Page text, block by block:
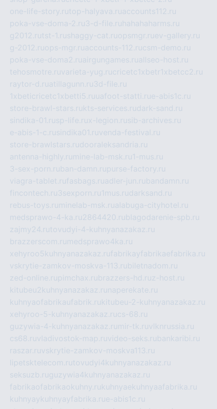
one-life-story.rutop-halyava.ruaccounts112.ru
poka-vse-doma-2.ru3-d-file.ru hahahaharms.ru
g2012.rutst-1.rushaggy-cat.ruopsmgr.ruev-gallery.ru
g-2012.ruops-mgr.ruaccounts-112.rucsm-demo.ru
poka-vse-doma2.ruairgungames.ruallseo-host.ru
tehosmotre.ruvarieta-yug.rucricetc1xbetr1xbetcc2.ru
raytor-d.ruatillagunn.ru3d-file.ru
1xbeticricetc1xbetti5.ruuafoot-statti.rue-abis1c.ru
store-brawl-stars.rukts-services.rudark-sand.ru
sindika-01.rusp-life.rux-legion.rusib-archives.ru
e-abis-1-c.rusindika01.ruvenda-festival.ru
store-brawlstars.rudooraleksandria.ru
antenna-highly.ru mine-lab-msk.ru1-mus.ru
3-sex-porn.ruban-damn.rupurse-factory.ru
viagra-tablet.rufasbags.ruadler-jun.rubandamn.ru
fincontech.ru3sexporn.ru1mus.rudarksand.ru
rebus-toys.ru minelab-msk.rualabuga-cityhotel.ru
medsprawo-4-ka.ru2864420.rublagodarenie-spb.ru
zajmy24.rutovudyi-4-kuhnyanazakaz.ru
brazzerscom.ru medsprawo4ka.ru
xehyroo5kuhnyanazakaz.rufabrikayfabrikaefabrika.ru
vskrytie-zamkov-moskva-113.rubiletnadom.ru
zed-online.rupimchax.rubrazzers-hd.ruz-host.ru
kitubeu2kuhnyanazakaz.ru naperekate.ru
kuhnyaofabrikaufabrik.rukitubeu-2-kuhnyanazakaz.ru
xehyroo-5-kuhnyanazakaz.rucs-68.ru
guzywia-4-kuhnyanazakaz.ru mir-tk.ruvlknrussia.ru
cs68.ruvladivostok-map.ruvideo-seks.rubankaribi.ru
raszar.ruvskrytie-zamkov-moskva113.ru
lipetsktelecom.rutovudyi4kuhnyanazakaz.ru
seksuzb.ruguzywia4kuhnyanazakaz.ru
fabrikaofabrikaokuhny.rukuhnyaekuhnyaafabrika.ru
kuhnyaykuhnyayfabrika.rue-abis1c.ru